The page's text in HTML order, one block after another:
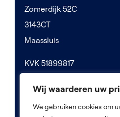
Wij waarderen uw
We gebruiken cookies om
Zomerdijk 52C
3143CT
Maassluis
KVK 51899817